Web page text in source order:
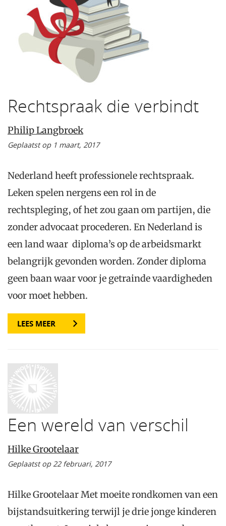
Rechtspraak die verbindt
Philip Langbroek
Geplaatst op 1 maart, 2017
Nederland heeft professionele rechtspraak.
Leken spelen nergens een rol in de
rechtspleging, of het zou gaan om partijen, die
zonder advocaat procederen. En Nederland is
een land waar diploma’s op de arbeidsmarkt
belangrijk gevonden worden. Zonder diploma
geen baan waar voor je getrainde vaardigheden
voor moet hebben.
LEES MEER
Een wereld van verschil
Hilke Grootelaar
Geplaatst op 22 februari, 2017
Hilke Grootelaar Met moeite rondkomen van een
bijstandsuitkering terwijl je drie jonge kinderen